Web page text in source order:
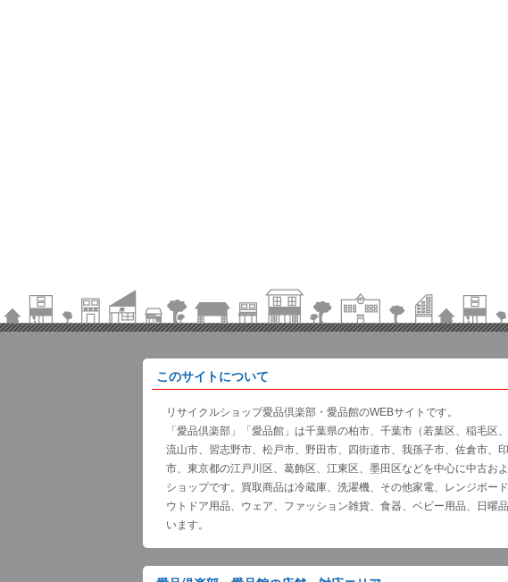
このサイトについて
リサイクルショップ愛品倶楽部・愛品館のWEBサイトです。
「愛品倶楽部」「愛品館」は千葉県の柏市、千葉市（若葉区、稲毛区
流山市、習志野市、松戸市、野田市、四街道市、我孫子市、佐倉市、
市、東京都の江戸川区、葛飾区、江東区、墨田区などを中心に中古お
ショップです。買取商品は冷蔵庫、洗濯機、その他家電、レンジボー
ウトドア用品、ウェア、ファッション雑貨、食器、ベビー用品、日曜
います。